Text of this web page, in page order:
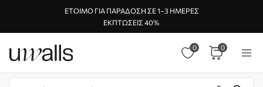
ΈΤΟΙΜΟ ΓΙΑ ΠΑΡΆΔΟΣΗ ΣΕ 1–3 ΗΜΈΡΕΣ
ΕΚΠΤΏΣΕΙΣ 40%
0 0